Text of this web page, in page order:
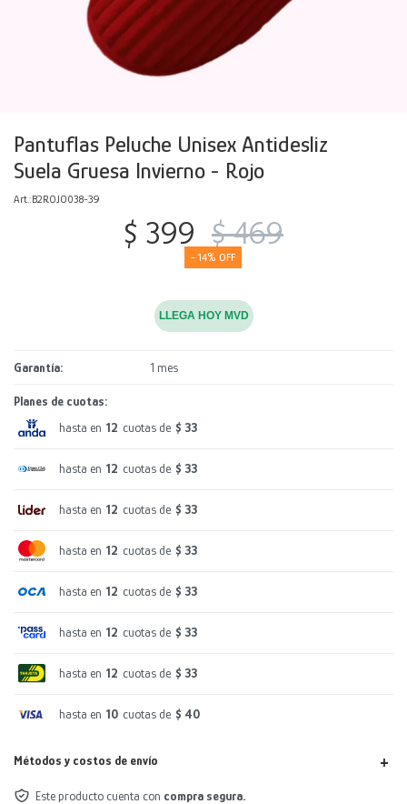
Pantuflas Peluche Unisex Antidesliz
Suela Gruesa Invierno - Rojo
B2ROJO038-39
$ 399 $ 469
14
LLEGA HOY MVD
Garantía 1 mes
Planes de cuotas:
hasta en 12 cuotas de $ 33
hasta en 12 cuotas de $ 33
hasta en 12 cuotas de $ 33
hasta en 12 cuotas de $ 33
hasta en 12 cuotas de $ 33
hasta en 12 cuotas de $ 33
hasta en 12 cuotas de $ 33
hasta en 10 cuotas de $ 40
Métodos y costos de envío
Este producto cuenta con compra segura.
Calefactores
Acolchados y Frazadas
Accesorios para el hogar